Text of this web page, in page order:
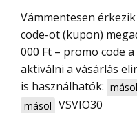
Vámmentesen érkezik ingyen szállítással és promo
code-ot (kupon)
000 Ft – promo code
aktiválni a vásárlás
is használhatók: másol
másol VSVIO30